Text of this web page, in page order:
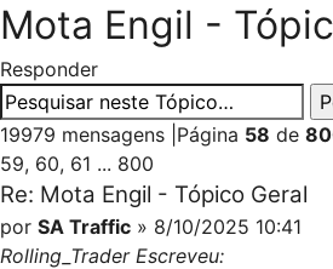
Mota Engil -
Responder
19979 mensagens Página 58 de
59, 60, 61 ... 800
Re: Mota Engil - Tópico Geral
por SA Traffic » 8/10/2025 10:41
Rolling_Trader Escreveu: